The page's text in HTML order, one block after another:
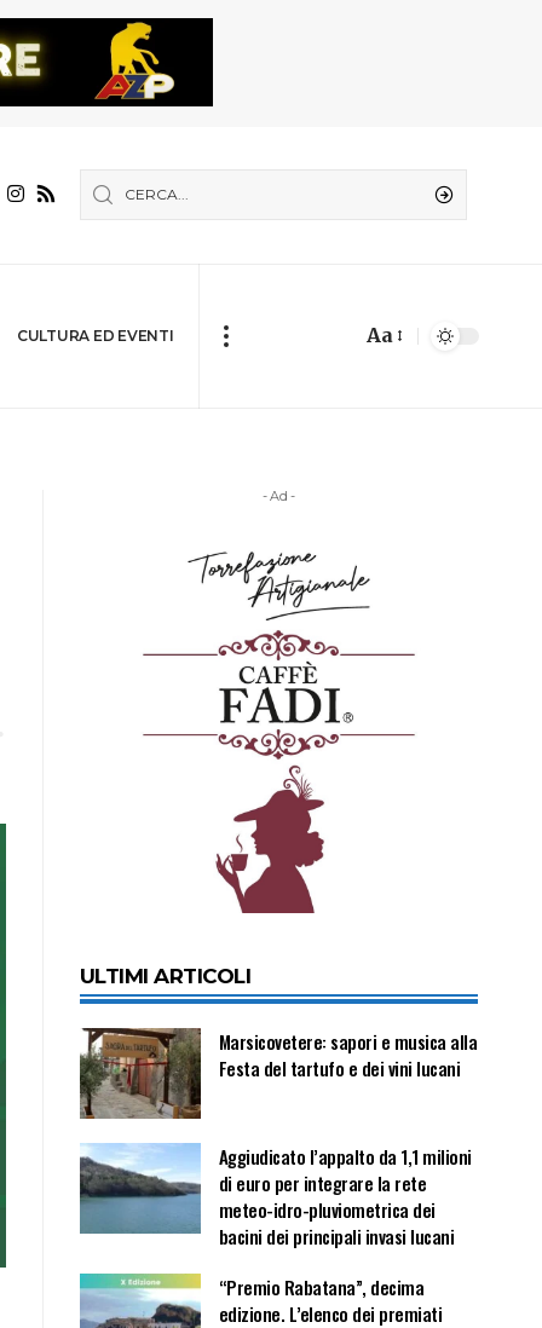
CULTURA ED EVENTI Aa
- Ad -
ULTIMI ARTICOLI
Marsicovetere: sapori e musica alla
Festa del tartufo e dei vini lucani
Aggiudicato l’appalto da 1,1 milioni
di euro per integrare la rete
meteo-idro-pluviometrica dei
bacini dei principali invasi lucani
“Premio Rabatana”, decima
edizione. L’elenco dei premiati